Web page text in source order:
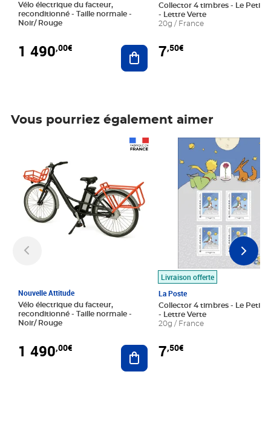
Vélo électrique du facteur,
reconditionné - Taille normale -
Noir/ Rouge
1 490,00€ Ajouter au panier
Collector 4 timbres - Le Petit
- Lettre Verte
20g / France
7,50€
Vous pourriez également aimer
Nouvelle Attitude
Vélo électrique du facteur,
reconditionné - Taille normale -
Noir/ Rouge
1 490,00€ Ajouter au panier
Livraison offerte
La Poste
Collector 4 timbres - Le Petit
- Lettre Verte
20g / France
7,50€
Prix 7,50€